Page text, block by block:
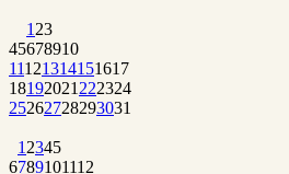
1 23
45678910
11121314151617
18192021 222324
25262728293031
1 2345
6789101112